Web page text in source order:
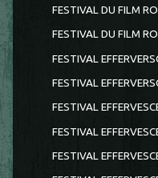
FESTIVAL DU FILM
FESTIVAL DU FILM
FESTIVAL
FESTIVAL
FESTIVAL
FESTIVAL
FESTIVAL